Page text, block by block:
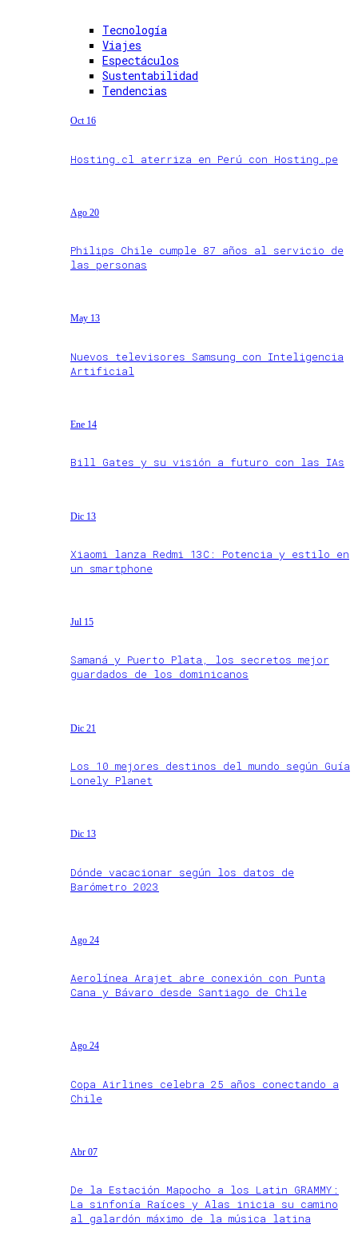
Tecnología
Viajes
Espectáculos
Sustentabilidad
Tendencias
Oct 16
Hosting.cl aterriza en Perú con Hosting.pe
Ago 20
Philips Chile cumple 87 años al servicio de
las personas
May 13
Nuevos televisores Samsung con Inteligencia
Artificial
Ene 14
Bill Gates y su visión a futuro con las IAs
Dic 13
Xiaomi lanza Redmi 13C: Potencia y estilo en
un smartphone
Jul 15
Samaná y Puerto Plata, los secretos mejor
guardados de los dominicanos
Dic 21
Los 10 mejores destinos del mundo según Guía
Lonely Planet
Dic 13
Dónde vacacionar según los datos de
Barómetro 2023
Ago 24
Aerolínea Arajet abre conexión con Punta
Cana y Bávaro desde Santiago de Chile
Ago 24
Copa Airlines celebra 25 años conectando a
Chile
Abr 07
De la Estación Mapocho a los Latin GRAMMY:
La sinfonía Raíces y Alas inicia su camino
al galardón máximo de la música latina